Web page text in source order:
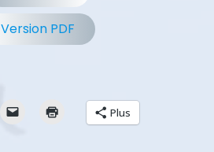
Version PDF
Plus